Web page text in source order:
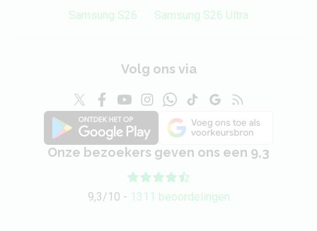
Samsung S26
Samsung S26 Ultra
Volg ons via
Onze bezoekers geven ons een 9,3
9,3/10 - 1311 beoordelingen